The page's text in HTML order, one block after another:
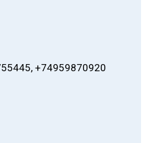
+74959870920